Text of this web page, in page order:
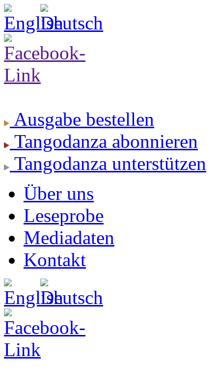
Ausgabe bestellen
Tangodanza abonnieren
Tangodanza unterstützen
Über uns
Leseprobe
Mediadaten
Kontakt